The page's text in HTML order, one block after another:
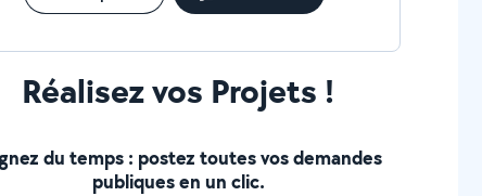
Réalisez vos Projets !
du temps : postez toutes vos demandes
publiques en un clic.